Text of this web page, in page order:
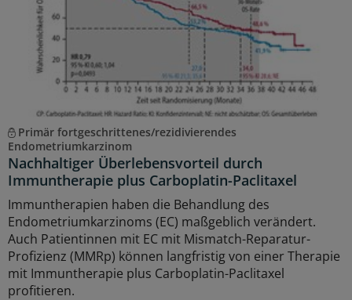
Primär fortgeschrittenes/rezidivierendes
Endometriumkarzinom
Nachhaltiger Überlebensvorteil durch
Immuntherapie plus Carboplatin-Paclitaxel
Immuntherapien haben die Behandlung des
Endometriumkarzinoms (EC) maßgeblich verändert.
Auch Patientinnen mit EC mit Mismatch-Reparatur-
Profizienz (MMRp) können langfristig von einer Therapie
mit Immuntherapie plus Carboplatin-Paclitaxel
profitieren.